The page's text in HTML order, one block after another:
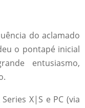
do aclamado
o pontapé inicial
entusiasmo,
X|S e PC (via